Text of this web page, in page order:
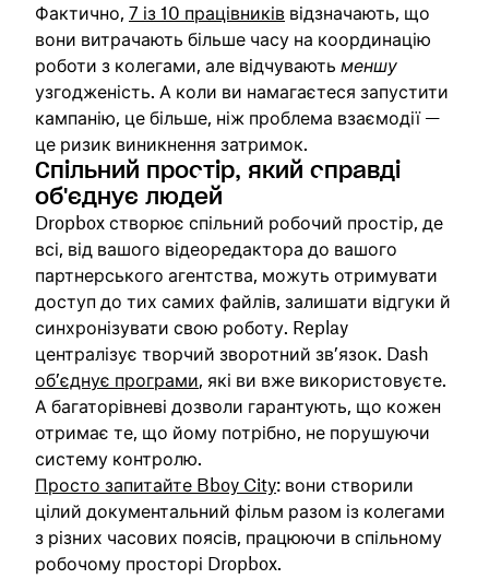
Фактично, 7 із 10 працівників відзначають, що
вони витрачають більше часу на координацію
роботи з колегами, але відчувають меншу
узгодженість. А коли ви намагаєтеся запустити
кампанію, це більше, ніж проблема взаємодії —
це ризик виникнення затримок.
Спільний простір, який справді
об'єднує людей
Dropbox створює спільний робочий простір, де
всі, від вашого відеоредактора до вашого
партнерського агентства, можуть отримувати
доступ до тих самих файлів, залишати відгуки й
синхронізувати свою роботу. Replay
централізує творчий зворотний зв’язок. Dash
об’єднує програми, які ви вже використовуєте.
А багаторівневі дозволи гарантують, що кожен
отримає те, що йому потрібно, не порушуючи
систему контролю.
Просто запитайте Bboy City: вони створили
цілий документальний фільм разом із колегами
з різних часових поясів, працюючи в спільному
робочому просторі Dropbox.